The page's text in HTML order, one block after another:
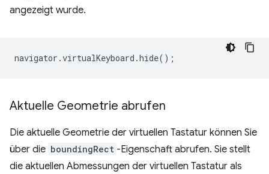
angezeigt wurde.
navigator .virtualKeyboard .hide();
Aktuelle Geometrie abrufen
Die aktuelle Geometrie der virtuellen Tastatur können Sie
über die boundingRect -Eigenschaft abrufen. Sie stellt
die aktuellen Abmessungen der virtuellen Tastatur als